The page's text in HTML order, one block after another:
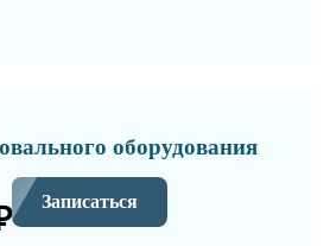
оборудования
Записаться